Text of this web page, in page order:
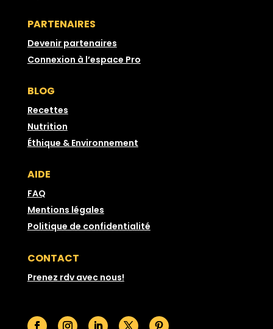
PARTENAIRES
Devenir partenaires
Connexion à l’espace Pro
BLOG
Recettes
Nutrition
Éthique & Environnement
AIDE
FAQ
Mentions légales
Politique de confidentialité
CONTACT
Prenez rdv avec nous!